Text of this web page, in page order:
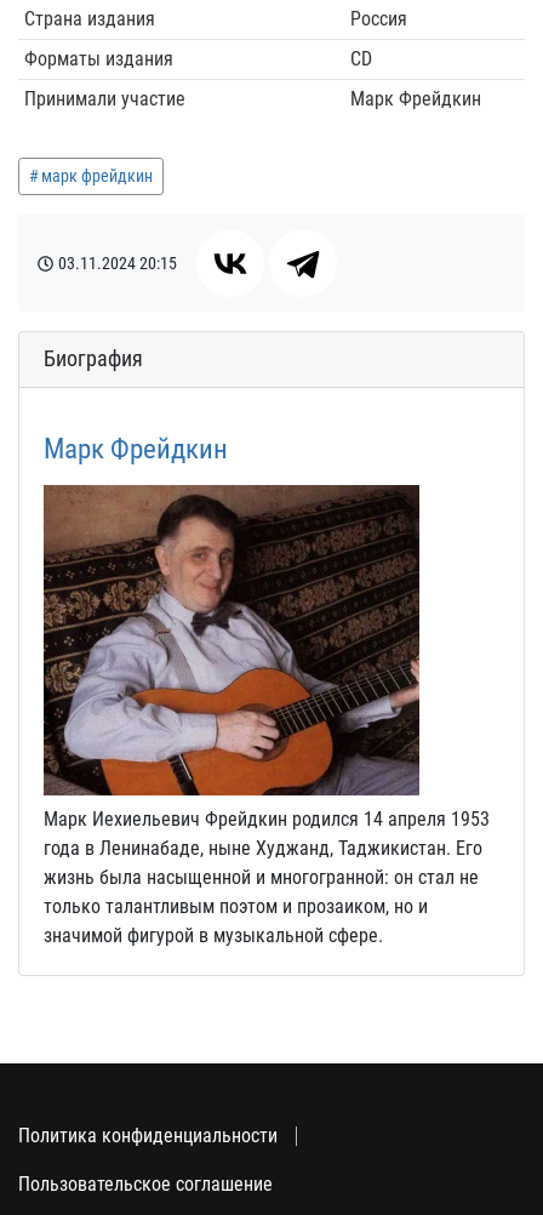
Страна издания
Россия
Форматы издания
CD
Принимали участие
Марк Фрейдкин
марк фрейдкин
03.11.202420:15
Биография
Марк Фрейдкин
Марк Иехиельевич Фрейдкин родился 14 апреля 1953
года в Ленинабаде, ныне Худжанд, Таджикистан. Его
жизнь была насыщенной и многогранной: он стал не
только талантливым поэтом и прозаиком, но и
значимой фигурой в музыкальной сфере.
Политика конфиденциальности
Пользовательское соглашение